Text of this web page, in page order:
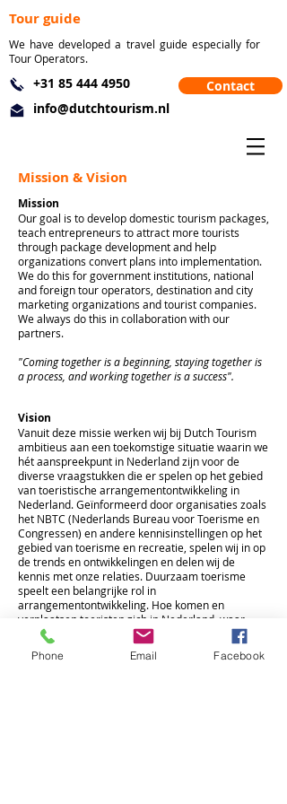
Tour guide
We have developed a travel guide especially for
Tour Operators.
+31 85 444 4950
info@dutchtourism.nl
Contact
Mission & Vision
Mission
Our goal is to develop domestic tourism packages,
teach entrepreneurs to attract more tourists
through package development and help
organizations convert plans into implementation.
We do this for government institutions, national
and foreign tour operators, destination and city
marketing organizations and tourist companies.
We always do this in collaboration with our
partners.
"Coming together is a beginning, staying together is
a process, and working together is a success".
Vision
Vanuit deze missie werken wij bij Dutch Tourism
ambitieus aan een toekomstige situatie waarin we
hét aanspreekpunt in Nederland zijn voor de
diverse vraagstukken die er spelen op het gebied
van toeristische arrangementontwikkeling in
Nederland. Geïnformeerd door organisaties zoals
het NBTC (Nederlands Bureau voor Toerisme en
Congressen) en andere kennisinstellingen op het
gebied van toerisme en recreatie, spelen wij in op
de trends en ontwikkelingen en delen wij de
kennis met onze relaties. Duurzaam toerisme
speelt een belangrijke rol in
arrangementontwikkeling. Hoe komen en
verplaatsen toeristen zich in Nederland, waar
verblijven zij en wat is de financiële footprint die
de toerist achterlaat.
Phone Email Facebook